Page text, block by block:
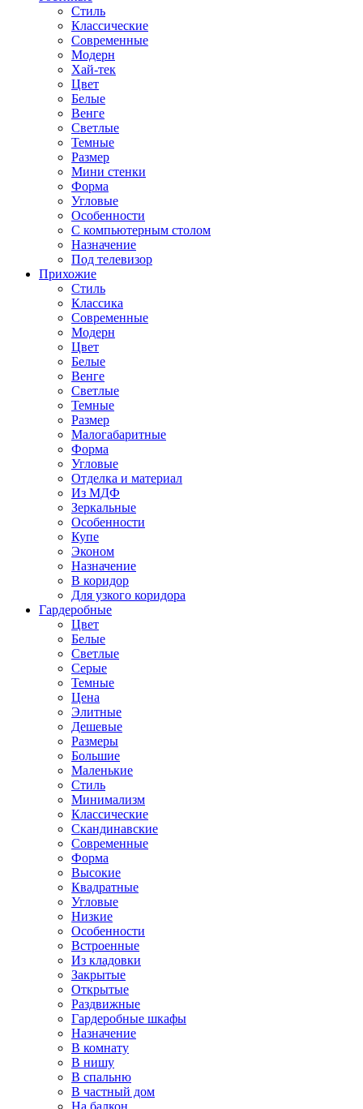
Стиль
Классические
Современные
Модерн
Хай-тек
Цвет
Белые
Венге
Светлые
Темные
Размер
Мини стенки
Форма
Угловые
Особенности
С компьютерным столом
Назначение
Под телевизор
Прихожие
Стиль
Классика
Современные
Модерн
Цвет
Белые
Венге
Светлые
Темные
Размер
Малогабаритные
Форма
Угловые
Отделка и материал
Из МДФ
Зеркальные
Особенности
Купе
Эконом
Назначение
В коридор
Для узкого коридора
Гардеробные
Цвет
Белые
Светлые
Серые
Темные
Цена
Элитные
Дешевые
Размеры
Большие
Маленькие
Стиль
Минимализм
Классические
Скандинавские
Современные
Форма
Высокие
Квадратные
Угловые
Низкие
Особенности
Встроенные
Из кладовки
Закрытые
Открытые
Раздвижные
Гардеробные шкафы
Назначение
В комнату
В нишу
В спальню
В частный дом
На балкон